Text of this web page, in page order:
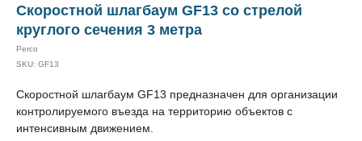
Скоростной шлагбаум GF13 со стрелой
круглого сечения 3 метра
Perco
SKU: GF13
Скоростной шлагбаум GF13 предназначен для организации
контролируемого въезда на территорию объектов с
интенсивным движением.